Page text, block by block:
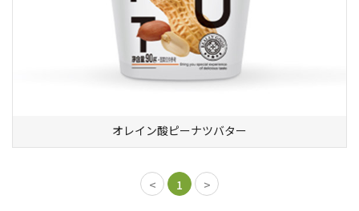
オレイン酸ピーナツバター
1